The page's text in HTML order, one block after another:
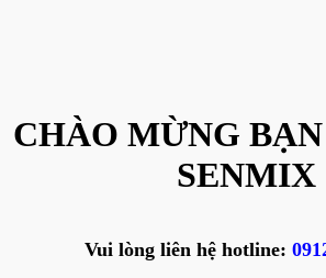
CHÀO MỪNG
SENMIX
Vui lòng liên hệ hotline: